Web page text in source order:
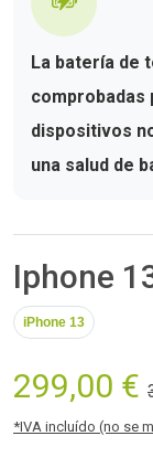
La batería de
comprobadas
dispositivos
una salud de
Iphone
iPhone 13
299,00 €
*IVA incluído (no se